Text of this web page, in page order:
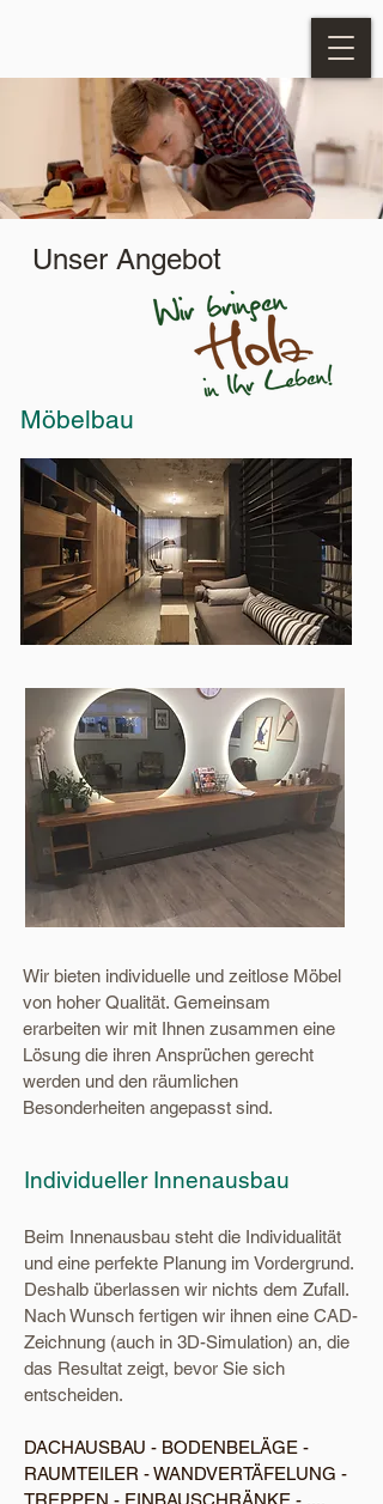
Unser Angebot
Möbelbau
Wir bieten individuelle und zeitlose Möbel
von hoher Qualität. Gemeinsam
erarbeiten wir mit Ihnen zusammen eine
Lösung die ihren Ansprüchen gerecht
werden und den räumlichen
Besonderheiten angepasst sind.
Individueller Innenausbau
Beim Innenausbau steht die Individualität
und eine perfekte Planung im Vordergrund.
Deshalb überlassen wir nichts dem Zufall.
Nach Wunsch fertigen wir ihnen eine CAD-
Zeichnung (auch in 3D-Simulation) an, die
das Resultat zeigt, bevor Sie sich
entscheiden.
DACHAUSBAU - BODENBELÄGE -
RAUMTEILER - WANDVERTÄFELUNG -
TREPPEN - EINBAUSCHRÄNKE - ....